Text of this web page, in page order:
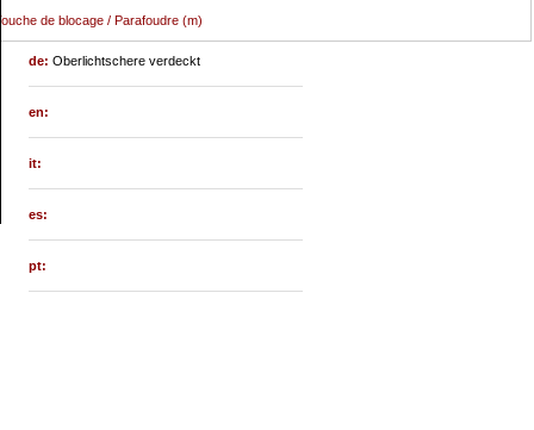
de blocage / Parafoudre (m)
de:Oberlichtschere verdeckt
en:
it:
es:
pt: